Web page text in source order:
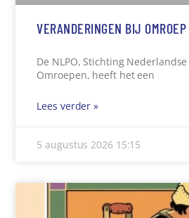
VERANDERINGEN BIJ
De NLPO, Stichting
Omroepen, heeft het een
Lees verder »
5 augustus 2026 15:15